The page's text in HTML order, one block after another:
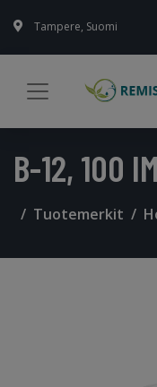
Tampere, Suomi
B-12, 100
Tuotemerkit